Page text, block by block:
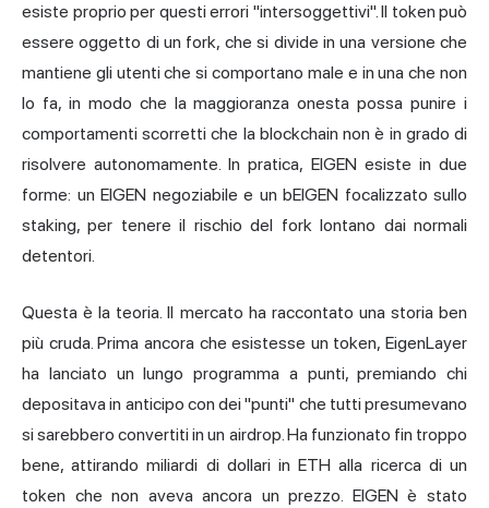
esiste proprio per questi errori "intersoggettivi". Il token può
essere oggetto di un fork, che si divide in una versione che
mantiene gli utenti che si comportano male e in una che non
lo fa, in modo che la maggioranza onesta possa punire i
comportamenti scorretti che la blockchain non è in grado di
risolvere autonomamente. In pratica, EIGEN esiste in due
forme: un EIGEN negoziabile e un bEIGEN focalizzato sullo
staking, per tenere il rischio del fork lontano dai normali
detentori.
Questa è la teoria. Il mercato ha raccontato una storia ben
più cruda. Prima ancora che esistesse un token, EigenLayer
ha lanciato un lungo programma a punti, premiando chi
depositava in anticipo con dei "punti" che tutti presumevano
si sarebbero convertiti in un airdrop. Ha funzionato fin troppo
bene, attirando miliardi di dollari in ETH alla ricerca di un
token che non aveva ancora un prezzo. EIGEN è stato